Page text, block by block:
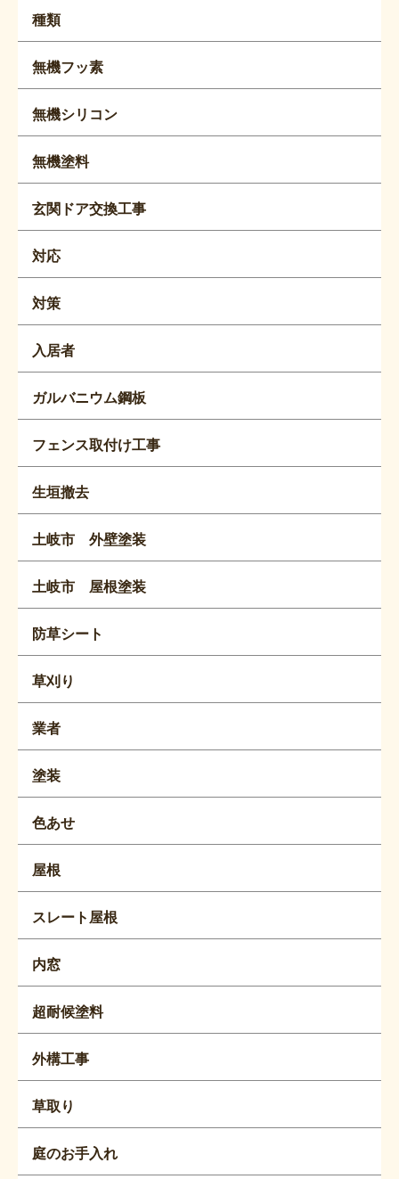
種類
無機フッ素
無機シリコン
無機塗料
玄関ドア交換工事
対応
対策
入居者
ガルバニウム鋼板
フェンス取付け工事
生垣撤去
土岐市 外壁塗装
土岐市 屋根塗装
防草シート
草刈り
業者
塗装
色あせ
屋根
スレート屋根
内窓
超耐候塗料
外構工事
草取り
庭のお手入れ